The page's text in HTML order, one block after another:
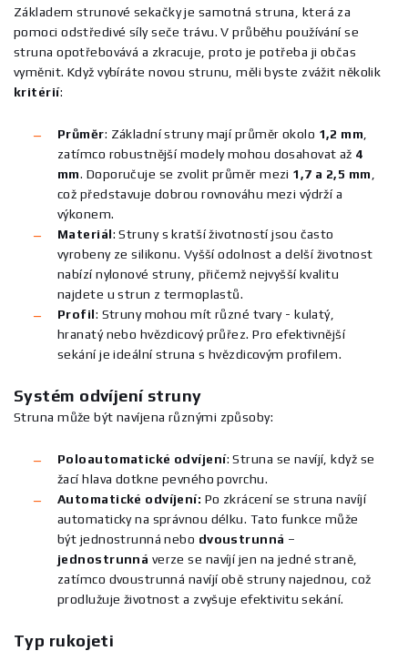
Základem strunové sekačky je samotná struna, která za
pomoci odstředivé síly seče trávu. V průběhu používání se
struna opotřebovává a zkracuje, proto je potřeba ji občas
vyměnit. Když vybíráte novou strunu, měli byste zvážit několik
kritérií:
Průměr: Základní struny mají průměr okolo 1,2 mm
zatímco robustnější modely mohou dosahovat až 4
mm. Doporučuje se zvolit průměr mezi 1,7 a 2,5 mm
což představuje dobrou rovnováhu mezi výdrží a
výkonem.
Materiál: Struny s kratší životností jsou často
vyrobeny ze silikonu. Vyšší odolnost a delší životnost
nabízí nylonové struny, přičemž nejvyšší kvalitu
najdete u strun z termoplastů.
Profil: Struny mohou mít různé tvary - kulatý,
hranatý nebo hvězdicový průřez. Pro efektivnější
sekání je ideální struna s hvězdicovým profilem.
Systém odvíjení struny
Struna může být navíjena různými způsoby:
Poloautomatické odvíjení: Struna se navíjí, když se
žací hlava dotkne pevného povrchu.
Automatické odvíjení: Po zkrácení se struna navíjí
automaticky na správnou délku. Tato funkce může
být jednostrunná nebo dvoustrunná –
jednostrunná verze se navíjí jen na jedné straně,
zatímco dvoustrunná navíjí obě struny najednou, což
prodlužuje životnost a zvyšuje efektivitu sekání.
Typ rukojeti